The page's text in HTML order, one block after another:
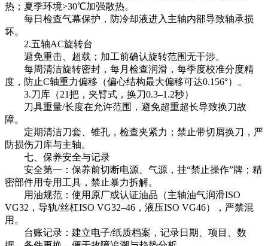
热；夏季环境>30℃加强散热。
每日检查气幕保护，防冷却液进入主轴内部导致轴承损
坏。
2.五轴AC旋转台
避免重击、超载；加工前确认旋转范围无干涉。
每周清洁旋转密封，每月检查润滑，每季度校准分度精
度，防止C轴重力偏移（偏心结构最大偏移可达0.156°）。
3.刀库（21把，夹臂式，换刀0.3–1.2秒）
刀具重量/长度在允许范围，避免超重超长导致换刀故
障。
定期清洁刀套、锥孔，检查夹紧力；禁止带切屑换刀，严
防损伤刀库与主轴。
七、保养安全与记录
安全第一：保养前切断电源、气源，挂“禁止操作”牌；精
密部件用专用工具，禁止暴力拆解。
用油规范：使用原厂或认证油品（主轴油气润滑ISO
VG32，导轨/丝杠ISO VG32–46，液压ISO VG46），严禁混
用。
台账记录：建立电子/纸质档案，记录日期、项目、数